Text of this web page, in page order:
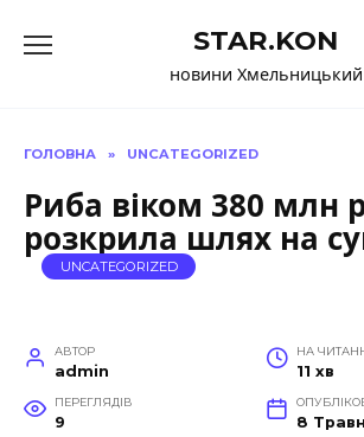
до
STAR.KON
новини Хмельницький
ГОЛОВНА » UNCATEGORIZED
Риба віком 380 млн
розкрила шлях на
UNCATEGORIZED
АВТОР
admin
НА
11 хв
ПЕРЕГЛЯДІВ
9 8